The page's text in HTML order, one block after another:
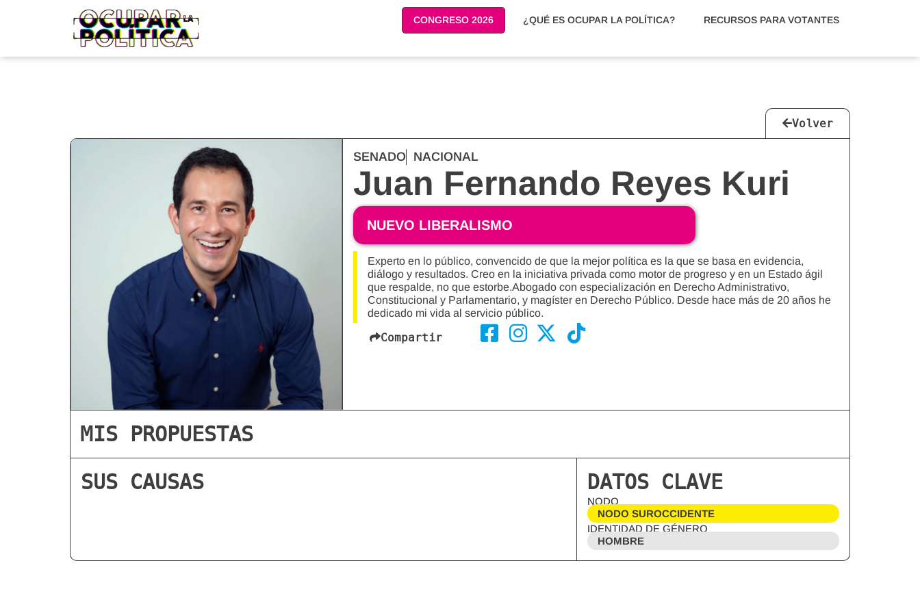
CONGRESO 2026 ¿QUÉ ES OCUPAR LA POLÍTICA? RECURSOS PARA VOTANTES
Volver
SENADO NACIONAL
Juan Fernando Reyes Kuri
NUEVO LIBERALISMO
Experto en lo público, convencido de que la mejor política es la que se basa en evidencia,
diálogo y resultados. Creo en la iniciativa privada como motor de progreso y en un Estado ágil
que respalde, no que estorbe.Abogado con especialización en Derecho Administrativo,
Constitucional y Parlamentario, y magíster en Derecho Público. Desde hace más de 20 años he
dedicado mi vida al servicio público.
Compartir
MIS PROPUESTAS
SUS CAUSAS
DATOS CLAVE
NODO
NODO SUROCCIDENTE
IDENTIDAD DE GÉNERO
HOMBRE